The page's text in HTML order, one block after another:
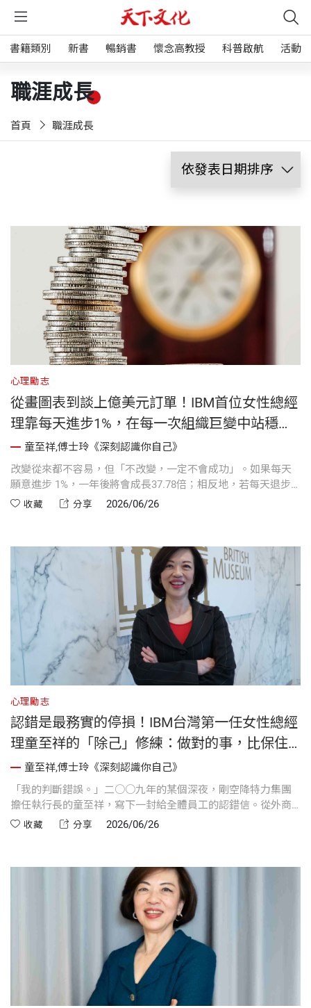
書籍類別 新書 暢銷書 懷念高教授 科普啟航 活動
職涯成長
首頁 職涯成長
心理勵志
從畫圖表到談上億美元訂單！IBM首位女性總經
理靠每天進步1%，在每一次組織巨變中站穩腳
步 童至祥,傅士玲《深刻認識你自己》
改變從來都不容易，但「不改變，一定不會成功」。如果每天
願意進步 1%，一年後將會成長37.78倍；相反地，若每天退步
1%，一年後將退步到趨近於零。童至祥回顧1990年代在IBM歷
工的方式，是創造環境協助他們成長。透過支撐起領導變革的
「領導力帳篷」五根支柱，每個人都能在職場的滔天巨浪中站
穩腳步，與時俱進地擴大自身價值。
收藏 分享 2026/06/26
心理勵志
認錯是最務實的停損！IBM台灣第一任女性總經
理童至祥的「除己」修練：做對的事，比保住
面子更重要
童至祥,傅士玲《深刻認識你自己》
「我的判斷錯誤。」二○○九年的某個深夜，剛空降特力集團
擔任執行長的童至祥，寫下一封給全體員工的認錯信。從外商
IBM 跨足傳統零售，童至祥曾因誤判組織文化而推行了失敗的
收藏 分享 2026/06/26